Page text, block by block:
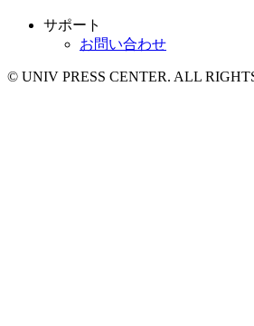
サポート
お問い合わせ
© UNIV PRESS CENTER. ALL